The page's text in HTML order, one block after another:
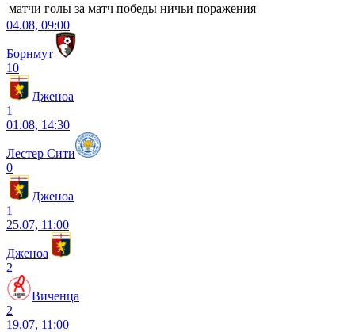
матчи голы за матч победы ничьи поражения
04.08, 09:00
Борнмут
10
Дженоа
1
01.08, 14:30
Лестер Сити
0
Дженоа
1
25.07, 11:00
Дженоа
2
Виченца
2
19.07, 11:00